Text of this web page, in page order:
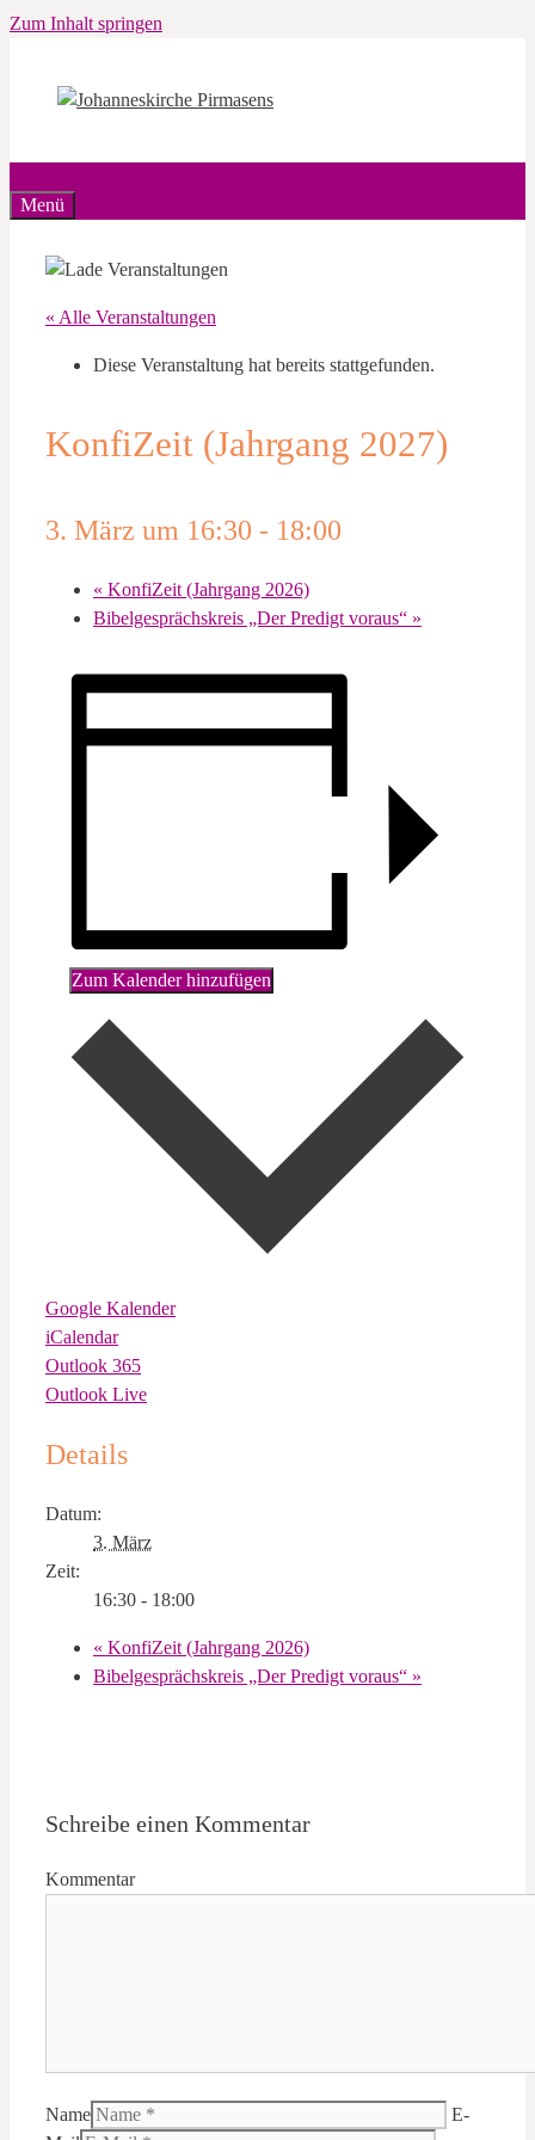
Zum Inhalt springen
Menü
« Alle Veranstaltungen
Diese Veranstaltung hat bereits stattgefunden.
KonfiZeit (Jahrgang 2027)
3. März um 16:30 - 18:00
« KonfiZeit (Jahrgang 2026)
Bibelgesprächskreis „Der Predigt voraus“ »
Zum Kalender hinzufügen
Google Kalender
iCalendar
Outlook 365
Outlook Live
Details
Datum:
3. März
Zeit:
16:30 - 18:00
« KonfiZeit (Jahrgang 2026)
Bibelgesprächskreis „Der Predigt voraus“ »
Schreibe einen Kommentar
Kommentar
Name
E-